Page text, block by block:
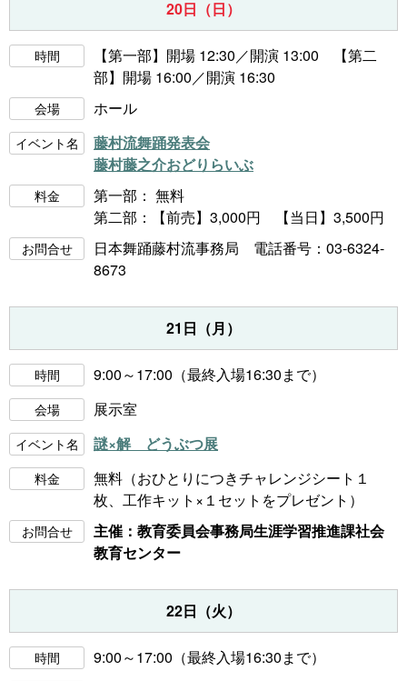
20日（日）
時間
【第一部】開場 12:30／開演 13:00 【第二
部】開場 16:00／開演 16:30
会場 ホール
イベント名
藤村流舞踊発表会
藤村藤之介おどりらいぶ
料金
第一部： 無料
第二部：【前売】3,000円 【当日】3,500円
お問合せ 日本舞踊藤村流事務局 電話番号：03-6324-
8673
21日（月）
時間 9:00～17:00（最終入場16:30まで）
会場 展示室
イベント名 謎×解 どうぶつ展
料金
無料（おひとりにつきチャレンジシート１
枚、工作キット×１セットをプレゼント）
お問合せ
主催：教育委員会事務局生涯学習推進課社会
教育センター
22日（火）
時間 9:00～17:00（最終入場16:30まで）